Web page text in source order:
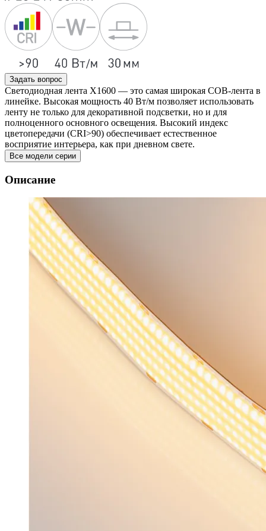
Задать вопрос
Светодиодная лента X1600 — это самая широкая COB-лента в
линейке. Высокая мощность 40 Вт/м позволяет использовать
ленту не только для декоративной подсветки, но и для
полноценного основного освещения. Высокий индекс
цветопередачи (CRI>90) обеспечивает естественное
восприятие интерьера, как при дневном свете.
Все модели серии
Описание